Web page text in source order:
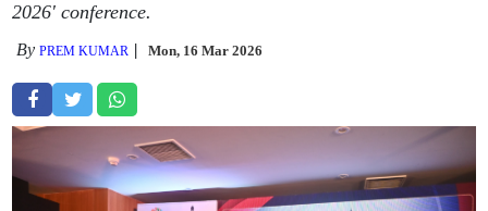
2026' conference.
ByPREM KUMAR Mon, 16 Mar 2026